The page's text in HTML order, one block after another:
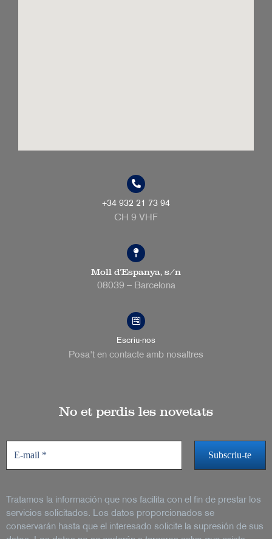
+34 932 21 73 94
CH 9 VHF
Moll d’Espanya, s/n
08039 – Barcelona
Escriu-nos
Posa't en contacte amb nosaltres
No et perdis les novetats
Tratamos la información que nos facilita con el fin de prestar los
servicios solicitados. Los datos proporcionados se
conservarán hasta que el interesado solicite la supresión de sus